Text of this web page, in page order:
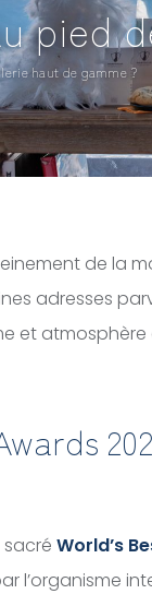
pied
haut de gamme ?
de la
adresses
et atmosphère
sacré World’s
l’organisme